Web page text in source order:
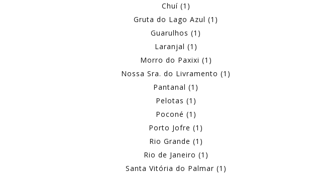
Chuí (1)
Gruta do Lago Azul (1)
Guarulhos (1)
Laranjal (1)
Morro do Paxixi (1)
Nossa Sra. do Livramento (1)
Pantanal (1)
Pelotas (1)
Poconé (1)
Porto Jofre (1)
Rio Grande (1)
Rio de Janeiro (1)
Santa Vitória do Palmar (1)